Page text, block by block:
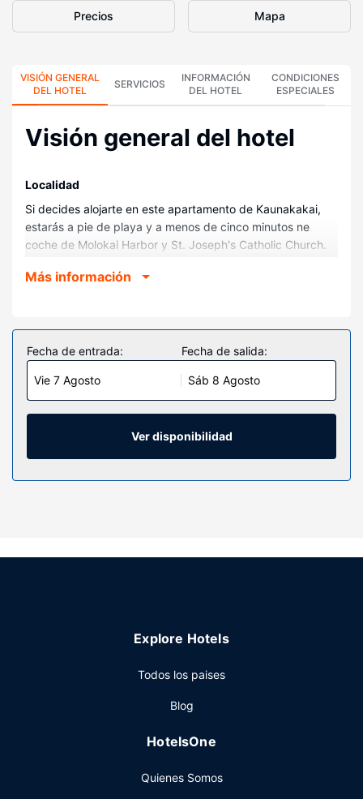
Precios Mapa
VISIÓN GENERAL
DEL HOTEL
SERVICIOS
INFORMACIÓN
DEL HOTEL
CONDICIONES
ESPECIALES
Visión general del hotel
Localidad
Si decides alojarte en este apartamento de Kaunakakai,
estarás a pie de playa y a menos de cinco minutos ne
coche de Molokai Harbor y St. Joseph's Catholic Church.
2,2 km de Molokai War Memorial y a 2,2 km de Lanikaula's
Regálate una estancia fantástica en este apartamento
donde, entre otras cosas, tendrás una cocina
perfectamente equipada con horno y placa de cocina. Y,
si te apetece tomar el aire, puedes salir a su balcón, que
es de uso privado. Tendrás un escritorio y un microondas.
recreativas a tu disposición, no te quedará ni un minuto
Más información
Fecha de entrada:
Vie 7 Agosto
Fecha de salida:
Sáb 8 Agosto
Ver disponibilidad
Explore Hotels
Todos los paises
Blog
HotelsOne
Quienes Somos